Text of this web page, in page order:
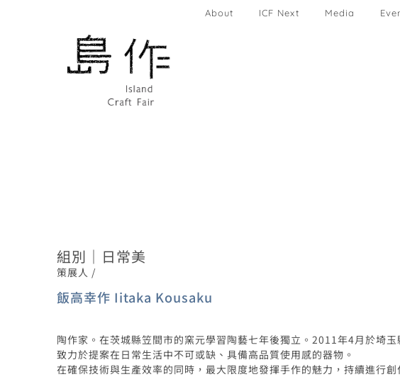
About ICF Next Media
組別｜日常美
策展人 /
飯高幸作 Iitaka Kousaku
陶作家。在茨城縣笠間市的窯元學習陶藝七年後獨立。2011年4月於埼玉
致力於提案在日常生活中不可或缺、具備高品質使用感的器物。
在確保技術與生產效率的同時，最大限度地發揮手作的魅力，持續進行創